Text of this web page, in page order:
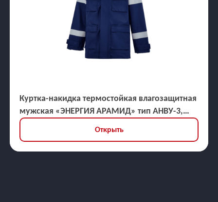
Куртка-накидка термостойкая влагозащитная
мужская «ЭНЕРГИЯ АРАМИД» тип АНВУ-3,
ЗЭТВ 30,9 кал/кв.см
Открыть